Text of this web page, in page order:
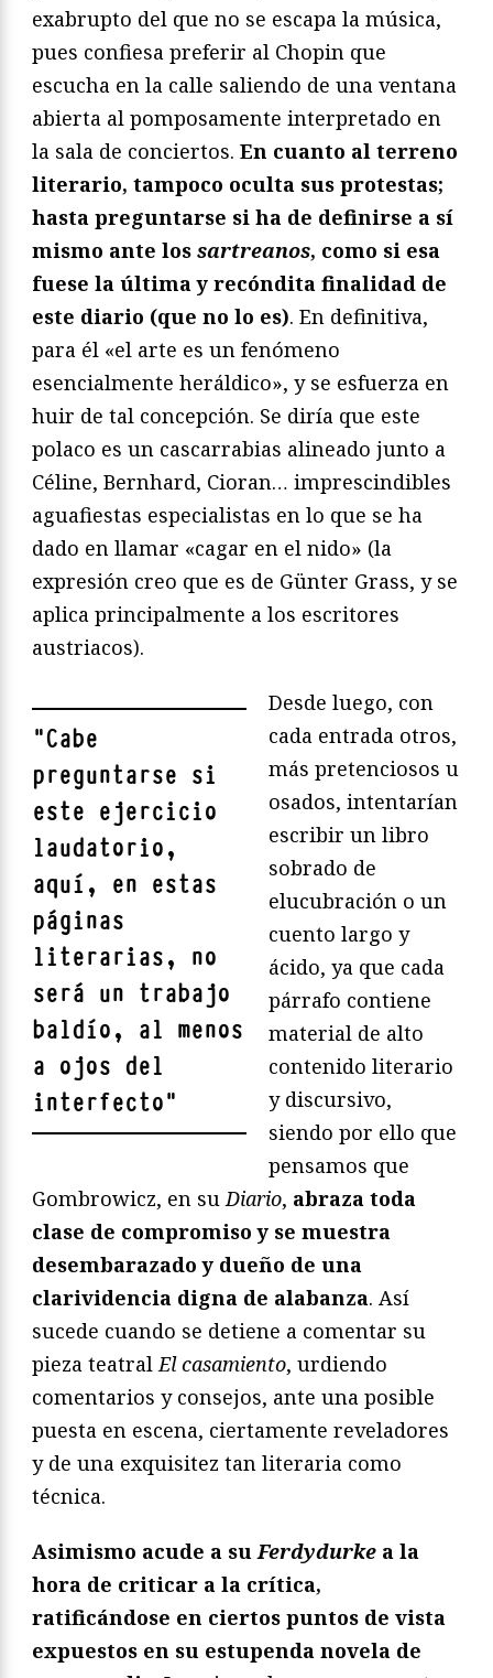
exabrupto del que no se escapa la música,
pues confiesa preferir al Chopin que
escucha en la calle saliendo de una ventana
abierta al pomposamente interpretado en
la sala de conciertos. En cuanto al terreno
literario, tampoco oculta sus protestas;
hasta preguntarse si ha de definirse a sí
mismo ante los sartreanos, como si esa
fuese la última y recóndita finalidad de
este diario (que no lo es). En definitiva,
para él «el arte es un fenómeno
esencialmente heráldico», y se esfuerza en
huir de tal concepción. Se diría que este
polaco es un cascarrabias alineado junto a
Céline, Bernhard, Cioran… imprescindibles
aguafiestas especialistas en lo que se ha
dado en llamar «cagar en el nido» (la
expresión creo que es de Günter Grass, y se
aplica principalmente a los escritores
austriacos).
"Cabe
preguntarse si
este ejercicio
laudatorio,
aquí, en estas
páginas
literarias, no
será un trabajo
baldío, al menos
a ojos del
interfecto"
Desde luego, con
cada entrada otros,
más pretenciosos u
osados, intentarían
escribir un libro
sobrado de
elucubración o un
cuento largo y
ácido, ya que cada
párrafo contiene
material de alto
contenido literario
y discursivo,
siendo por ello que
pensamos que
Gombrowicz, en su Diario, abraza toda
clase de compromiso y se muestra
desembarazado y dueño de una
clarividencia digna de alabanza. Así
sucede cuando se detiene a comentar su
pieza teatral El casamiento, urdiendo
comentarios y consejos, ante una posible
puesta en escena, ciertamente reveladores
y de una exquisitez tan literaria como
técnica.
Asimismo acude a su Ferdydurke a la
hora de criticar a la crítica,
ratificándose en ciertos puntos de vista
expuestos en su estupenda novela de